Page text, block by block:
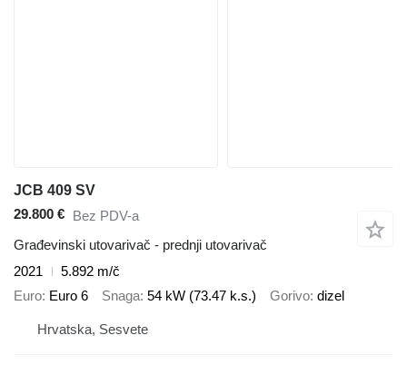
JCB 409 SV
29.800 € Bez PDV-a
Građevinski utovarivač - prednji utovarivač
2021
5.892 m/č
Euro Euro 6 Snaga 54 kW (73.47 k.s.) Gorivo dizel
Hrvatska, Sesvete